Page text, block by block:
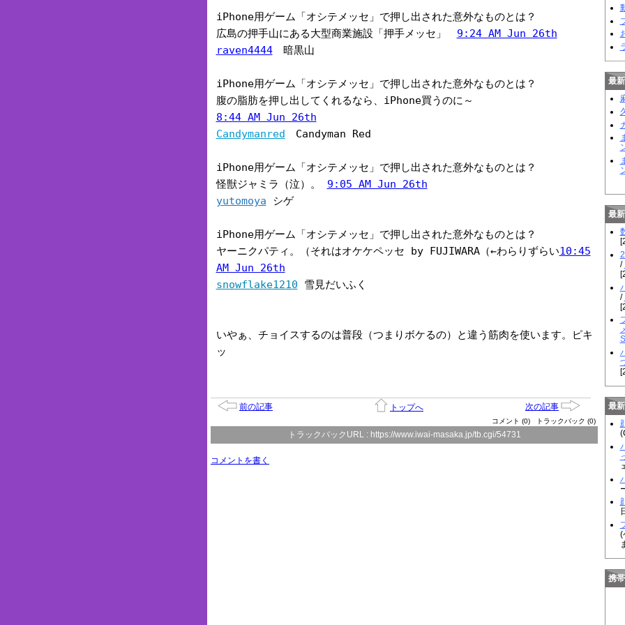
iPhone用ゲーム「オシテメッセ」で押し出された意外なものとは？
広島の押手山にある大型商業施設「押手メッセ」 9:24 AM Jun 26th
raven4444暗黒山
iPhone用ゲーム「オシテメッセ」で押し出された意外なものとは？
腹の脂肪を押し出してくれるなら、iPhone買うのに～
8:44 AM Jun 26th
Candymanred Candyman Red
iPhone用ゲーム「オシテメッセ」で押し出された意外なものとは？
怪獣ジャミラ（泣）。 9:05 AM Jun 26th
yutomoya シゲ
iPhone用ゲーム「オシテメッセ」で押し出された意外なものとは？
ヤーニクパティ。（それはオケケペッセ by FUJIWARA（←わらりずらい10:45
AM Jun 26th
snowflake1210 雪見だいふく
いやぁ、チョイスするのは普段（つまりボケるの）と違う筋肉を使います。ピキ
ッ
前の記事 トップへ 次の記事
コメント (0) トラックバック (0)
トラックバックURL : https://www.iwai-masaka.jp/tb.cgi/54731
コメントを書く
最
最
/
/
最
(
携